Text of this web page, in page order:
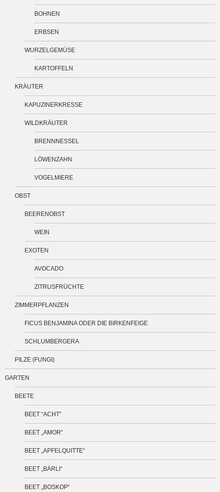
BOHNEN
ERBSEN
WURZELGEMÜSE
KARTOFFELN
KRÄUTER
KAPUZINERKRESSE
WILDKRÄUTER
BRENNNESSEL
LÖWENZAHN
VOGELMIERE
OBST
BEERENOBST
WEIN
EXOTEN
AVOCADO
ZITRUSFRÜCHTE
ZIMMERPFLANZEN
FICUS BENJAMINA ODER DIE BIRKENFEIGE
SCHLUMBERGERA
PILZE (FUNGI)
GARTEN
BEETE
BEET “ACHT”
BEET „AMOR“
BEET „APFELQUITTE“
BEET „BÄRLI“
BEET „BOSKOP“